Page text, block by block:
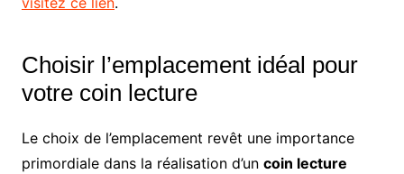
Choisir l’emplacement idéal pour
votre coin lecture
Le choix de l’emplacement revêt une importance
primordiale dans la réalisation d’un coin lecture